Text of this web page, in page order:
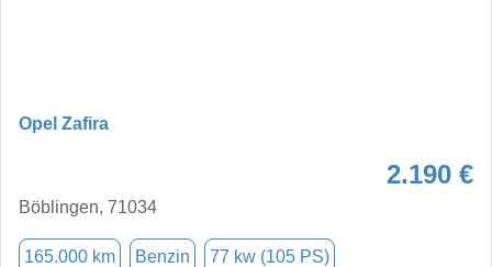
Opel Zafira
2.190 €
Böblingen, 71034
165.000 km Benzin 77 kw (105 PS)